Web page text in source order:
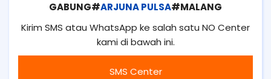
GABUNG#ARJUNA PULSA#MALANG
Kirim SMS atau WhatsApp ke salah satu NO Center
kami di bawah ini.
SMS Center